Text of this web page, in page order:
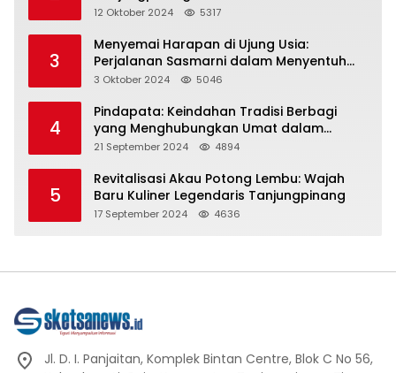
Representasi
12 Oktober 2024 5317
3
Menyemai Harapan di Ujung Usia:
Perjalanan Sasmarni dalam Menyentuh
Hati dan Jiwa
3 Oktober 2024 5046
4
Pindapata: Keindahan Tradisi Berbagi
yang Menghubungkan Umat dalam
Spiritualitas dan Kebersamaan dalam
21 September 2024 4894
5
Revitalisasi Akau Potong Lembu: Wajah
Baru Kuliner Legendaris Tanjungpinang
17 September 2024 4636
Jl. D. I. Panjaitan, Komplek Bintan Centre, Blok C No 56,